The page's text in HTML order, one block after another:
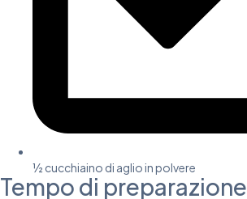
½ cucchiaino di aglio in polvere
Tempo di preparazione